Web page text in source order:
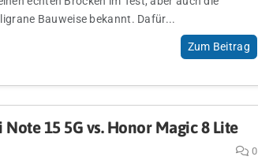
Bauweise bekannt. Dafür...
Zum Beitrag
15 5G vs. Honor Magic 8 Lite
0